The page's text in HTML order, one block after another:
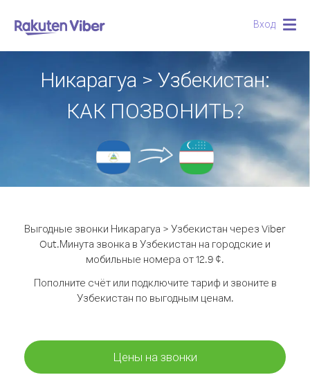
Вход
Никарагуа > Узбекистан:
КАК ПОЗВОНИТЬ?
Выгодные звонки Никарагуа > Узбекистан через Viber
Out.Минута звонка в Узбекистан на городские и
мобильные номера от 12.9 ¢.
Пополните счёт или подключите тариф и звоните в
Узбекистан по выгодным ценам.
Цены на звонки